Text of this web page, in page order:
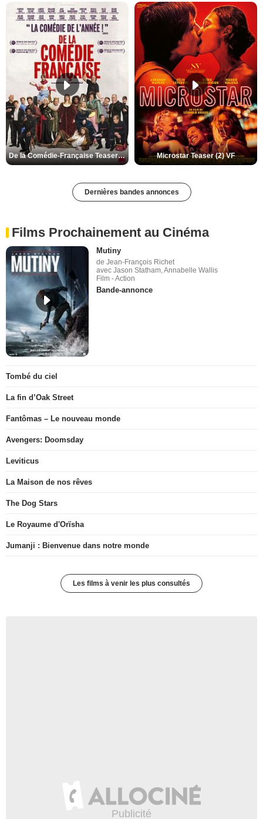
De la Comédie-Française Teaser (3) VF Microstar Teaser (2) VF
Dernières bandes annonces
Films Prochainement au Cinéma
Mutiny
de Jean-François Richet
avec Jason Statham, Annabelle Wallis
Film - Action
Bande-annonce
Tombé du ciel
La fin d’Oak Street
Fantômas – Le nouveau monde
Avengers: Doomsday
Leviticus
La Maison de nos rêves
The Dog Stars
Le Royaume d'Orïsha
Jumanji : Bienvenue dans notre monde
Les films à venir les plus consultés